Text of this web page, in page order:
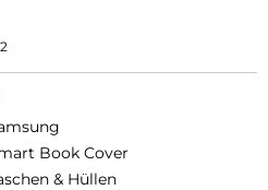
Book Cover
& Hüllen